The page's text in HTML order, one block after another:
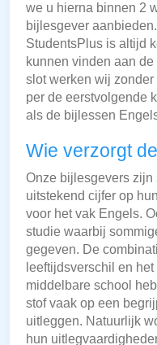
we u hierna binnen 2
bijlesgever
StudentsPlus is altijd
kunnen vinden aan
slot werken wij
per de eerstvolgende
als de bijlessen
Wie verzorgt
Onze bijlesgevers zijn
uitstekend cijfer op
voor het vak Engels.
studie waarbij
gegeven. De
leeftijdsverschil en
middelbare school
stof vaak op een
uitleggen. Natuurlijk
hun